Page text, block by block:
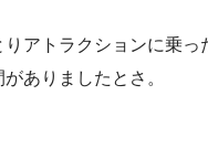
アトラクションに乗っ
ありましたとさ。